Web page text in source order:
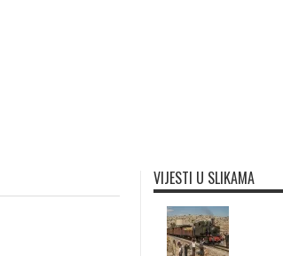
VIJESTI U SLIKAMA